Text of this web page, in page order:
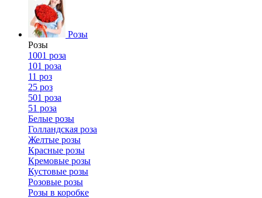
Розы
Розы
1001 роза
101 роза
11 роз
25 роз
501 роза
51 роза
Белые розы
Голландская роза
Желтые розы
Красные розы
Кремовые розы
Кустовые розы
Розовые розы
Розы в коробке